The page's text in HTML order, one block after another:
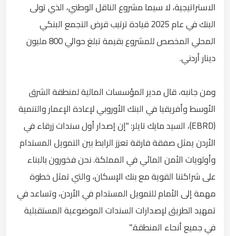
الاستراتيجية، لا سيما مشروع الناقل الوطني، الذي تولى
البنك في عام 2025 قيادة ترتيب قرض التجمع البنكي
المحلي المخصص للمشروع بقيمة تبلغ حوالي 800 مليون
دينار أردني.
ومن جانبه، قال مدير المؤسسات المالية لمنطقة الشرق
الأوسط وأفريقيا في البنك الأوروبي لإعادة الإعمار والتنمية
(EBRD)، السيد مايك تايلر: "إن إصدار أول سندات زرقاء في
الأردن يمثل صفقة فارقة تعزز الرابط بين التمويل المستدام
وأولويات الأمن المائي في المملكة. نحن فخورون بالبناء
على شراكتنا القوية مع بنك الإسكان، والتي تمثل خطوة
مهمة إلى الأمام للتمويل المستدام في الأردن، وتساعد في
تمهيد الطريق لإصدارات السندات الموضوعية المستقبلية
في جميع أنحاء المنطقة."